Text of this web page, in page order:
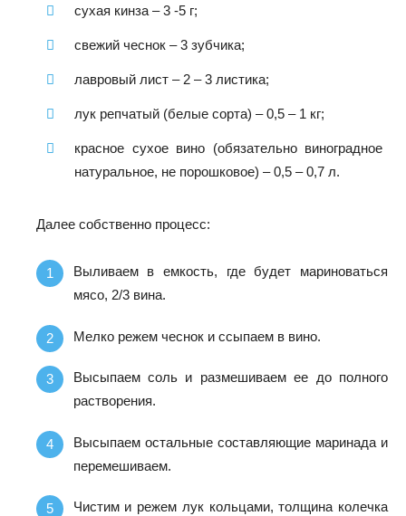
сухая кинза – 3 -5 г;
свежий чеснок – 3 зубчика;
лавровый лист – 2 – 3 листика;
лук репчатый (белые сорта) – 0,5 – 1 кг;
красное сухое вино (обязательно виноградное
натуральное, не порошковое) – 0,5 – 0,7 л.
Далее собственно процесс:
Выливаем в емкость, где будет мариноваться
мясо, 2/3 вина.
Мелко режем чеснок и ссыпаем в вино.
Высыпаем соль и размешиваем ее до полного
растворения.
Высыпаем остальные составляющие маринада и
перемешиваем.
Чистим и режем лук кольцами, толщина колечка